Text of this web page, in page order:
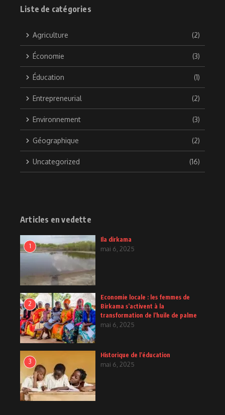
Liste de catégories
Agriculture (2)
Économie (3)
Éducation (1)
Entrepreneurial (2)
Environnement (3)
Géographique (2)
Uncategorized (16)
Articles en vedette
1
Ila dirkama
mai 6, 2025
2
Economie locale : les femmes de
Birkama s’activent à la
transformation de l’huile de palme
mai 6, 2025
3
Historique de l’éducation
mai 6, 2025